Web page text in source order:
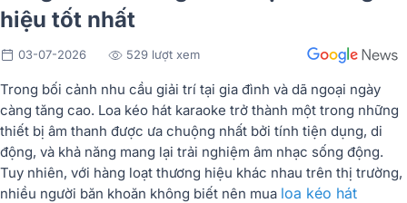
hiệu tốt nhất
03-07-2026 529 lượt xem
Trong bối cảnh nhu cầu giải trí tại gia đình và dã ngoại ngày
càng tăng cao. Loa kéo hát karaoke trở thành một trong những
thiết bị âm thanh được ưa chuộng nhất bởi tính tiện dụng, di
động, và khả năng mang lại trải nghiệm âm nhạc sống động.
Tuy nhiên, với hàng loạt thương hiệu khác nhau trên thị trường,
nhiều người băn khoăn không biết nên mua loa kéo hát